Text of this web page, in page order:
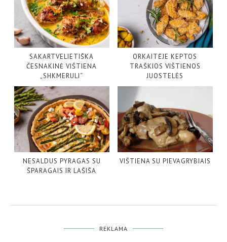
SAKARTVELIETIŠKA
ČESNAKINĖ VIŠTIENA
„SHKMERULI“
ORKAITĖJE KEPTOS
TRAŠKIOS VIŠTIENOS
JUOSTELĖS
NESALDUS PYRAGAS SU
ŠPARAGAIS IR LAŠIŠA
VIŠTIENA SU PIEVAGRYBIAIS
REKLAMA